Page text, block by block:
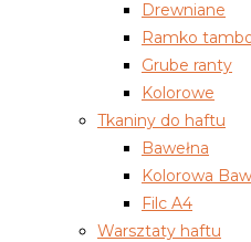
Drewniane
Ramko
Grube ranty
Kolorowe
Tkaniny do haftu
Bawełna
Kolorowa
Filc A4
Warsztaty haftu